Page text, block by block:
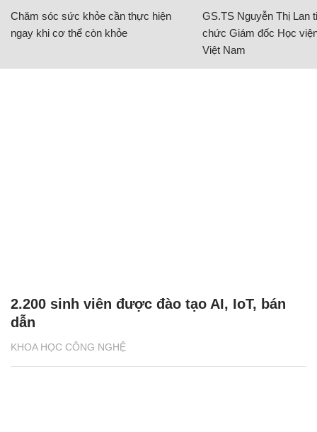
Chăm sóc sức khỏe cần thực hiện
ngay khi cơ thể còn khỏe
GS.TS Nguyễn Thị Lan
chức Giám đốc Học
Việt Nam
KHOA HỌC CÔNG NGHỆ
2.200 sinh viên được đào tạo AI, IoT, bán
dẫn